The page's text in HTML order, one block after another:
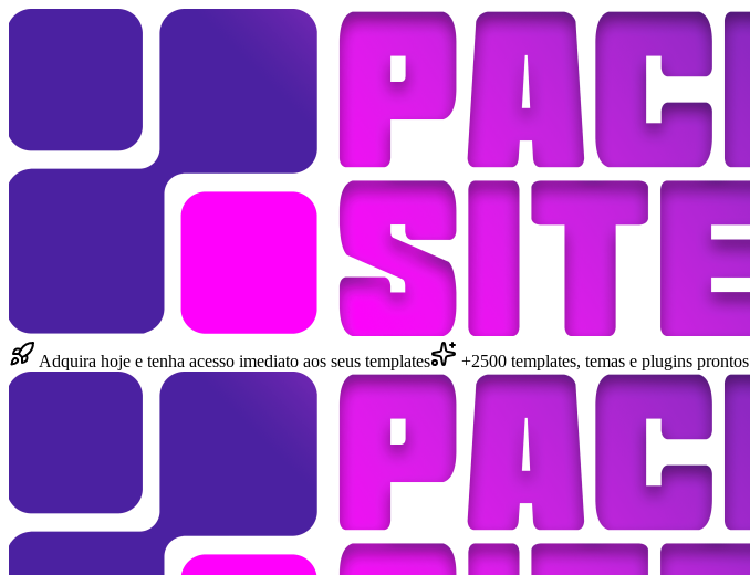
Adquira hoje e tenha acesso imediato aos seus templates +2500 templates, temas e plugins prontos